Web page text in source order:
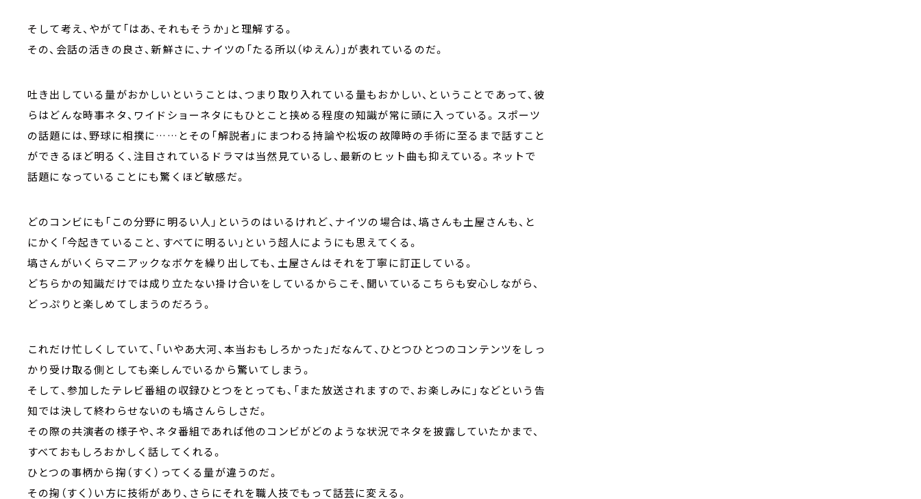
そして考え、やがて「はあ、それもそうか」と理解する。
その、会話の活きの良さ、新鮮さに、ナイツの「たる所以（ゆえん）」が表れているのだ。
吐き出している量がおかしいということは、つまり取り入れている量もおかしい、ということであって、彼
らはどんな時事ネタ、ワイドショーネタにもひとこと挟める程度の知識が常に頭に入っている。スポーツ
の話題には、野球に相撲に……とその「解説者」にまつわる持論や松坂の故障時の手術に至るまで話すこと
ができるほど明るく、注目されているドラマは当然見ているし、最新のヒット曲も抑えている。ネットで
話題になっていることにも驚くほど敏感だ。
どのコンビにも「この分野に明るい人」というのはいるけれど、ナイツの場合は、塙さんも土屋さんも、と
にかく「今起きていること、すべてに明るい」という超人にようにも思えてくる。
塙さんがいくらマニアックなボケを繰り出しても、土屋さんはそれを丁寧に訂正している。
どちらかの知識だけでは成り立たない掛け合いをしているからこそ、聞いているこちらも安心しながら、
どっぷりと楽しめてしまうのだろう。
これだけ忙しくしていて、「いやあ大河、本当おもしろかった」だなんて、ひとつひとつのコンテンツをしっ
かり受け取る側としても楽しんでいるから驚いてしまう。
そして、参加したテレビ番組の収録ひとつをとっても、「また放送されますので、お楽しみに」などという告
知では決して終わらせないのも塙さんらしさだ。
その際の共演者の様子や、ネタ番組であれば他のコンビがどのような状況でネタを披露していたかまで、
すべておもしろおかしく話してくれる。
ひとつの事柄から掬（すく）ってくる量が違うのだ。
その掬（すく）い方に技術があり、さらにそれを職人技でもって話芸に変える。